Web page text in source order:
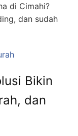
di Cimahi?
dan sudah
Bikin
dan